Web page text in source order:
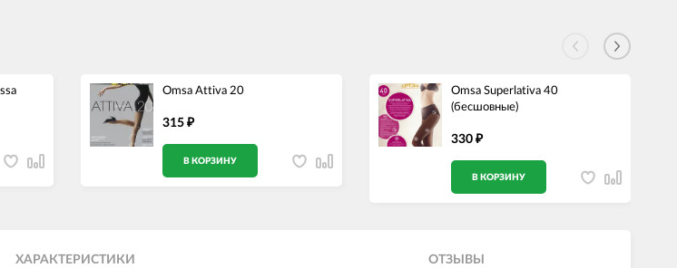
Omsa Attiva 20
315 ₽
В КОРЗИНУ
Omsa Superlativa 40
(бесшовные)
330 ₽
В КОРЗИНУ
ХАРАКТЕРИСТИКИ ОТЗЫВЫ